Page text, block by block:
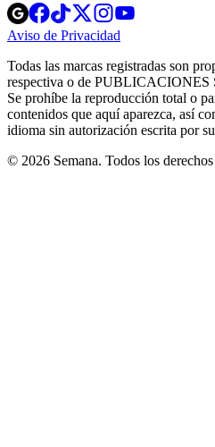
Opens
in
new
Opens
in
new
Opens
in
new
window
Opens
new
windowwindow
Aviso de Privacidad
new
window
Todas las marcas registradas son
respectiva o de
Se prohíbe la reproducción total o
contenidos que aquí aparezca, así
idioma sin autorización escrita por
© 2026 Semana. Todos los derechos